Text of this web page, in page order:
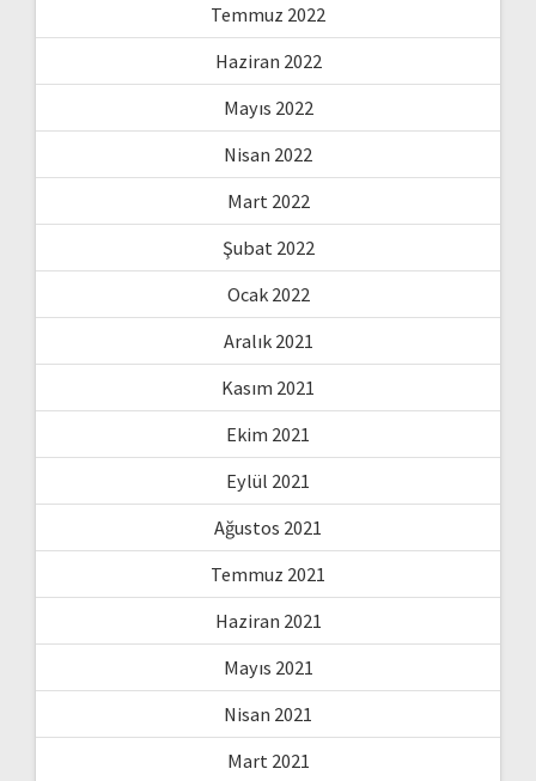
Temmuz 2022
Haziran 2022
Mayıs 2022
Nisan 2022
Mart 2022
Şubat 2022
Ocak 2022
Aralık 2021
Kasım 2021
Ekim 2021
Eylül 2021
Ağustos 2021
Temmuz 2021
Haziran 2021
Mayıs 2021
Nisan 2021
Mart 2021